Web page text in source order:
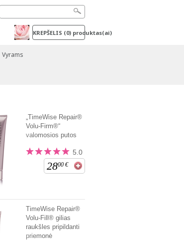
KREPŠELIS (0) produktas(ai)
Vyrams
„TimeWise Repair®
Volu-Firm®“
valomosios putos
5.0
2800 €
TimeWise Repair®
Volu-Fill® gilias
raukšles pripildanti
priemonė